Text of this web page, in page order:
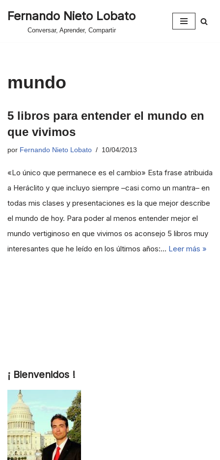
Fernando Nieto Lobato
Conversar, Aprender, Compartir
mundo
5 libros para entender el mundo en
que vivimos
por Fernando Nieto Lobato 10/04/2013
«Lo único que permanece es el cambio» Esta frase atribuida
a Heráclito y que incluyo siempre –casi como un mantra– en
todas mis clases y presentaciones es la que mejor describe
el mundo de hoy. Para poder al menos entender mejor el
mundo vertiginoso en que vivimos os aconsejo 5 libros muy
interesantes que he leído en los últimos años:… Leer más »
¡ Bienvenidos !